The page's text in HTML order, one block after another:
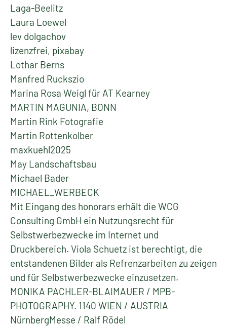
Laga-Beelitz
Laura Loewel
lev dolgachov
lizenzfrei, pixabay
Lothar Berns
Manfred Ruckszio
Marina Rosa Weigl für AT Kearney
MARTIN MAGUNIA, BONN
Martin Rink Fotografie
Martin Rottenkolber
maxkuehl2025
May Landschaftsbau
Michael Bader
MICHAEL_WERBECK
Mit Eingang des honorars erhält die WCG
Consulting GmbH ein Nutzungsrecht für
Selbstwerbezwecke im Internet und
Druckbereich. Viola Schuetz ist berechtigt, die
entstandenen Bilder als Refrenzarbeiten zu zeigen
und für Selbstwerbezwecke einzusetzen.
MONIKA PACHLER-BLAIMAUER / MPB-
PHOTOGRAPHY. 1140 WIEN / AUSTRIA
NürnbergMesse / Ralf Rödel